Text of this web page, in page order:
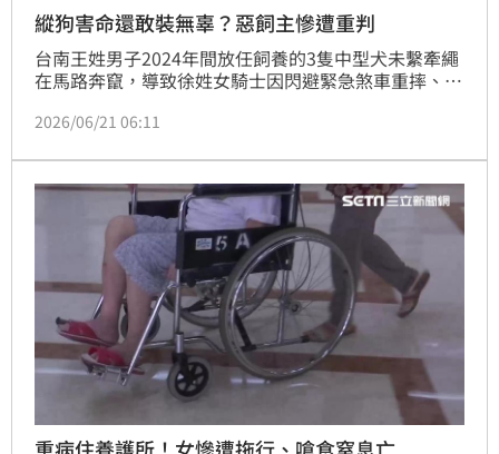
縱狗害命還敢裝無辜？惡飼主慘遭重判
台南王姓男子2024年間放任飼養的3隻中型犬未繫牽繩
在馬路奔竄，導致徐姓女騎士因閃避緊急煞車重摔、頭
不僅未賠償家屬，還冷血狡辯稱被害人是「自己生病死
亡有因果關係，當場打臉王男卸責，審結後依過失致人
於死罪判處王男10個月徒刑，可上訴。
2026/06/21 06:11